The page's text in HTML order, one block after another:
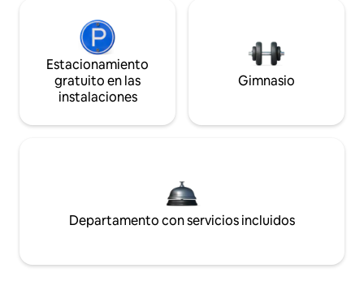
Estacionamiento
gratuito en las
instalaciones
Gimnasio
Departamento con servicios incluidos